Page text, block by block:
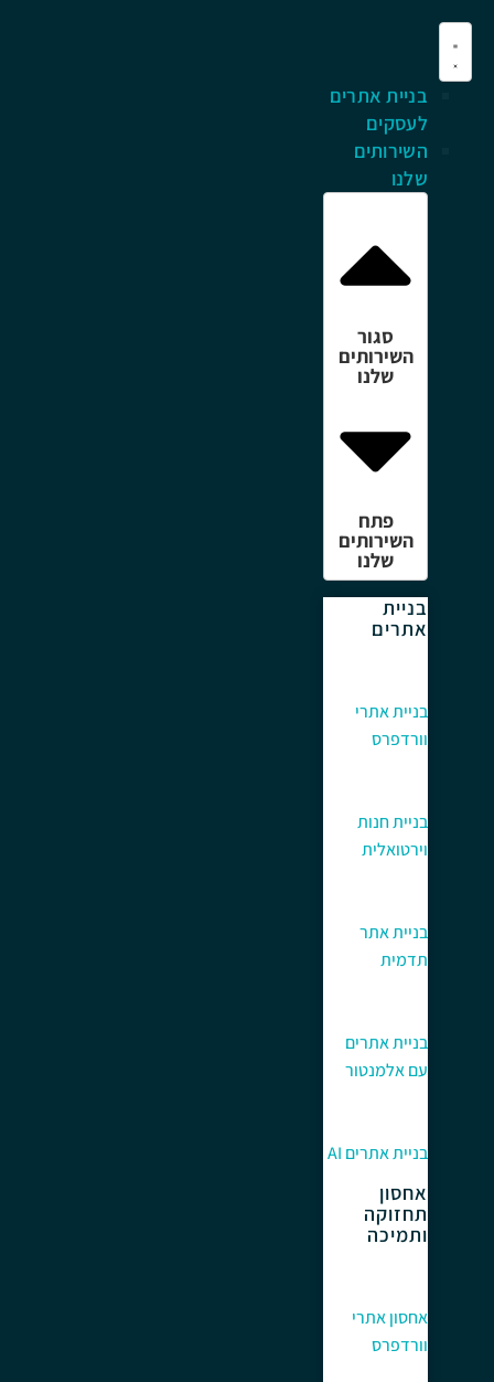
בניית אתרים
לעסקים
השירותים
שלנו
סגור
השירותים
שלנו
פתח
השירותים
שלנו
בניית
אתרים
בניית אתרי
וורדפרס
בניית חנות
וירטואלית
בניית אתר
תדמית
בניית אתרים
עם אלמנטור
בניית אתרים AI
אחסון
תחזוקה
ותמיכה
אחסון אתרי
וורדפרס